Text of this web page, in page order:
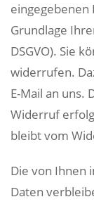
eingegebenen
Grundlage
DSGVO). Sie
widerrufen.
E-Mail an uns.
Widerruf
bleibt vom
Die von Ihnen
Daten